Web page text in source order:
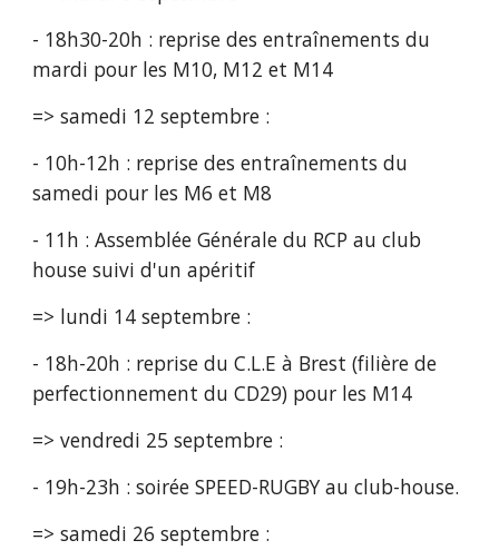
- 18h30-20h : reprise des entraînements du
mardi pour les M10, M12 et M14
=> samedi 12 septembre :
- 10h-12h : reprise des entraînements du
samedi pour les M6 et M8
- 11h : Assemblée Générale du RCP au club
house suivi d'un apéritif
=> lundi 14 septembre :
- 18h-20h : reprise du C.L.E à Brest (filière de
perfectionnement du CD29) pour les M14
=> vendredi 25 septembre :
- 19h-23h : soirée SPEED-RUGBY au club-house.
=> samedi 26 septembre :